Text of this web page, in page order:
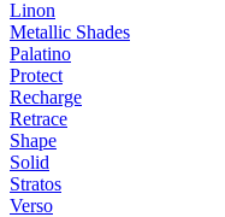
Linon
Metallic Shades
Palatino
Protect
Recharge
Retrace
Shape
Solid
Stratos
Verso